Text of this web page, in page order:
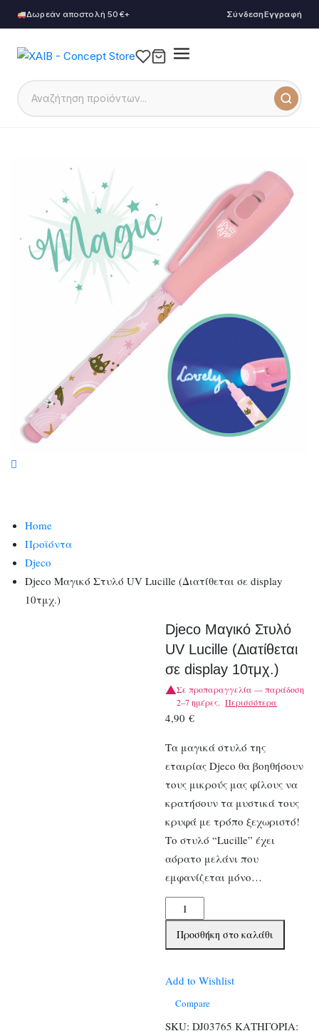
Δωρεάν αποστολή 50€+ ΣύνδεσηΕγγραφή
Home
Προϊόντα
Djeco
Djeco Μαγικό Στυλό UV Lucille (Διατίθεται σε display
10τμχ.)
Djeco Μαγικό Στυλό
UV Lucille (Διατίθεται
σε display 10τμχ.)
Σε προπαραγγελία — παράδοση
2–7 ημέρες. Περισσότερα
4,90€
Τα μαγικά στυλό της
εταιρίας Djeco θα βοηθήσουν
τους μικρούς μας φίλους να
κρατήσουν τα μυστικά τους
κρυφά με τρόπο ξεχωριστό!
Το στυλό “Lucille” έχει
αόρατο μελάνι που
εμφανίζεται μόνο…
Djeco
Μαγικό
Στυλό
Lucille
(Διατίθεται
Προσθήκη στο καλάθι
Add to Wishlist
Compare
SKU: DJ03765 ΚΑΤΗΓΟΡΙΑ: